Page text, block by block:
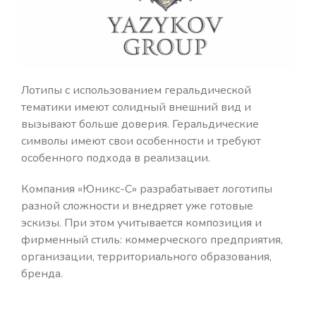
Лотипы с использованием геральдической
тематики имеют солидный внешний вид и
вызывают больше доверия. Геральдические
символы имеют свои особенности и требуют
особенного подхода в реализации.
Компания «Юникс-С» разрабатывает логотипы
разной сложности и внедряет уже готовые
эскизы. При этом учитывается композиция и
фирменный стиль: коммерческого предприятия,
организации, территориального образования,
бренда.